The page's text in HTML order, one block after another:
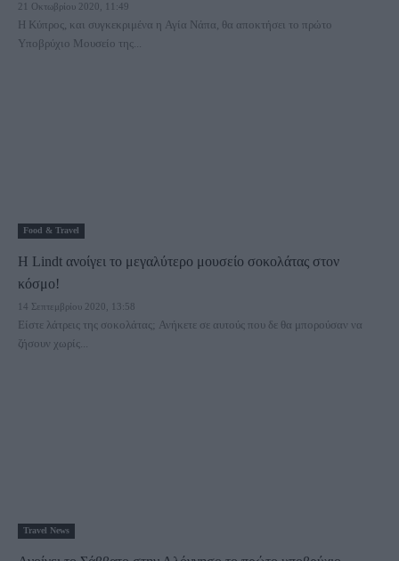
21 Οκτωβρίου 2020, 11:49
Η Κύπρος, και συγκεκριμένα η Αγία Νάπα, θα αποκτήσει το πρώτο
Υποβρύχιο Μουσείο της...
Food & Travel
Η Lindt ανοίγει το μεγαλύτερο μουσείο σοκολάτας στον
κόσμο!
14 Σεπτεμβρίου 2020, 13:58
Είστε λάτρεις της σοκολάτας; Ανήκετε σε αυτούς που δε θα μπορούσαν να
ζήσουν χωρίς...
Travel News